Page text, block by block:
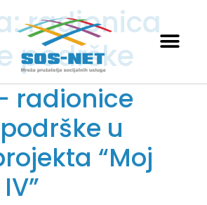
radionica
podrške
radionice
u
“Moj